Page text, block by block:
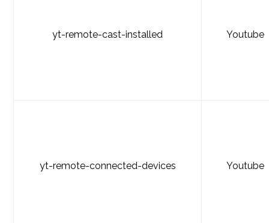
yt-remote-cast-installed Youtube
yt-remote-connected-devices Youtube